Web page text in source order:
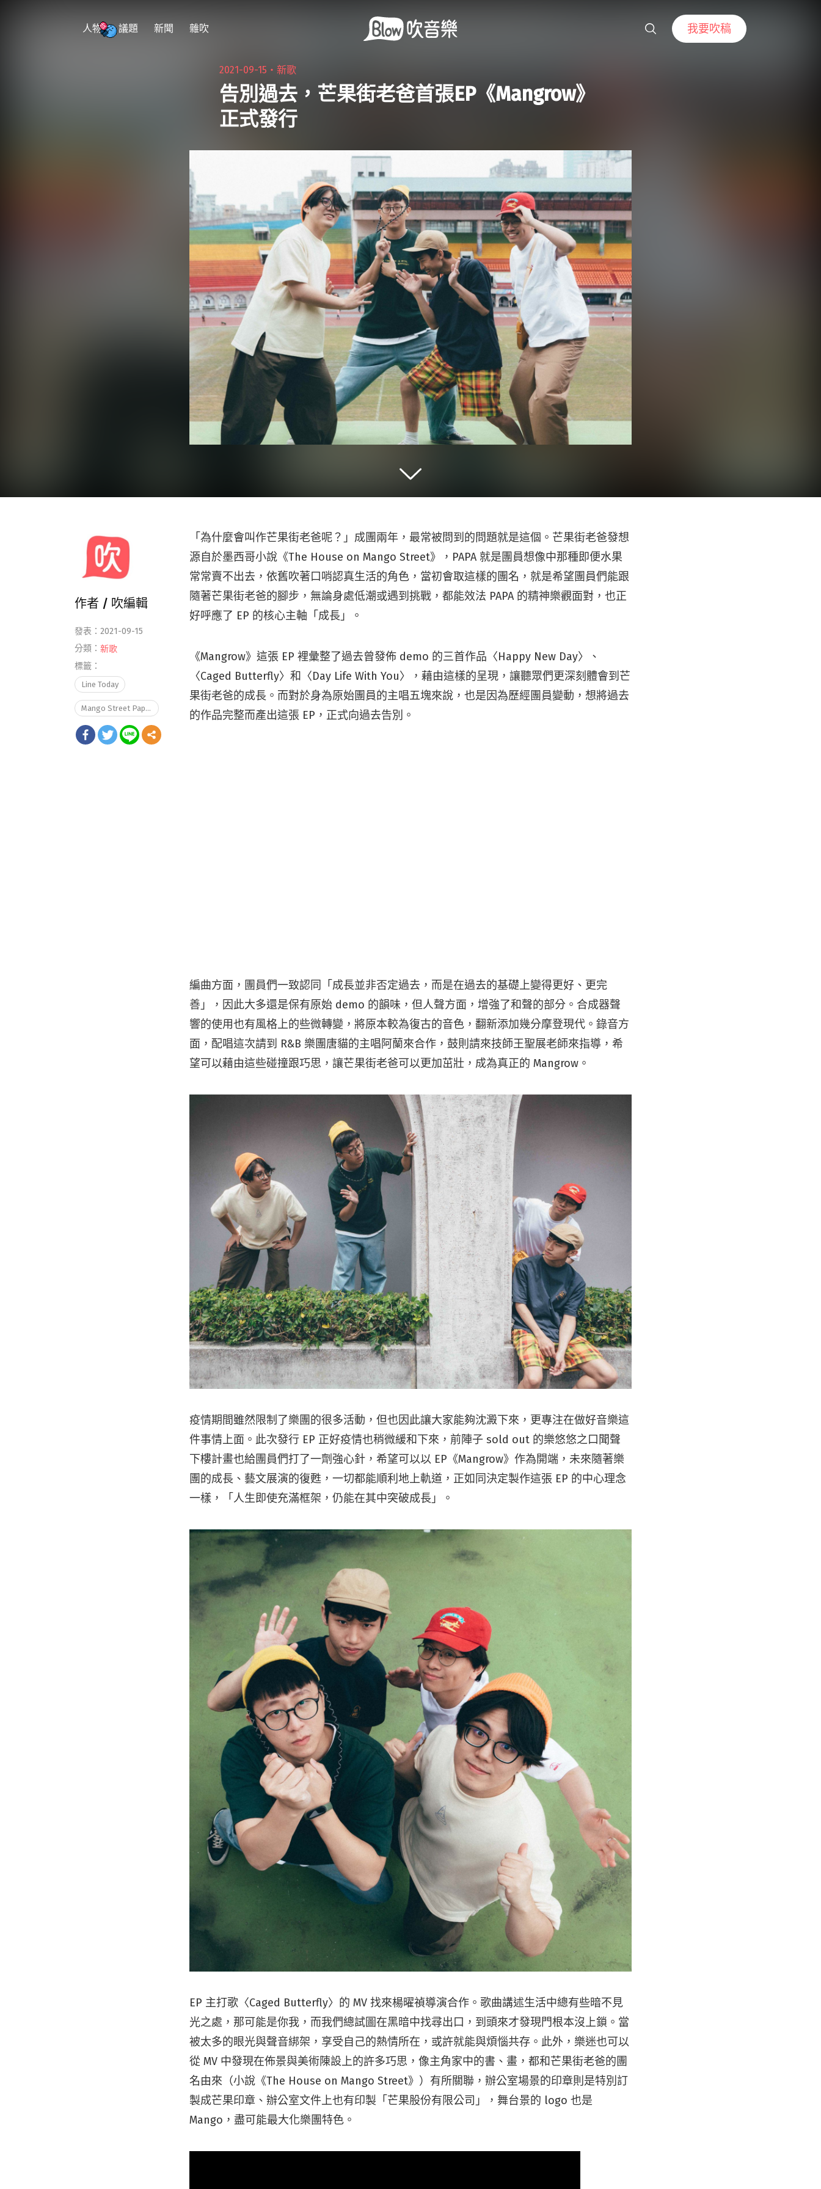
人物 議題 新聞 雜吹 我要吹稿
2021-09-15・新歌
告別過去，芒果街老爸首張EP《Mangrow》
正式發行
「為什麼會叫作芒果街老爸呢？」成團兩年，最常被問到的問題就是這個。芒果街老爸發想
源自於墨西哥小說《The House on Mango Street》，PAPA 就是團員想像中那種即便水果
常常賣不出去，依舊吹著口哨認真生活的角色，當初會取這樣的團名，就是希望團員們能跟
隨著芒果街老爸的腳步，無論身處低潮或遇到挑戰，都能效法 PAPA 的精神樂觀面對，也正
好呼應了 EP 的核心主軸「成長」。
《Mangrow》這張 EP 裡彙整了過去曾發佈 demo 的三首作品〈Happy New Day〉、
〈Caged Butterfly〉和〈Day Life With You〉，藉由這樣的呈現，讓聽眾們更深刻體會到芒
果街老爸的成長。而對於身為原始團員的主唱五塊來說，也是因為歷經團員變動，想將過去
的作品完整而產出這張 EP，正式向過去告別。
編曲方面，團員們一致認同「成長並非否定過去，而是在過去的基礎上變得更好、更完
善」，因此大多還是保有原始 demo 的韻味，但人聲方面，增強了和聲的部分。合成器聲
響的使用也有風格上的些微轉變，將原本較為復古的音色，翻新添加幾分摩登現代。錄音方
面，配唱這次請到 R&B 樂團唐貓的主唱阿蘭來合作，鼓則請來技師王聖展老師來指導，希
望可以藉由這些碰撞跟巧思，讓芒果街老爸可以更加茁壯，成為真正的 Mangrow。
疫情期間雖然限制了樂團的很多活動，但也因此讓大家能夠沈澱下來，更專注在做好音樂這
件事情上面。此次發行 EP 正好疫情也稍微緩和下來，前陣子 sold out 的樂悠悠之口聞聲
下樓計畫也給團員們打了一劑強心針，希望可以以 EP《Mangrow》作為開端，未來隨著樂
團的成長、藝文展演的復甦，一切都能順利地上軌道，正如同決定製作這張 EP 的中心理念
一樣，「人生即使充滿框架，仍能在其中突破成長」。
EP 主打歌〈Caged Butterfly〉的 MV 找來楊曜禎導演合作。歌曲講述生活中總有些暗不見
光之處，那可能是你我，而我們總試圖在黑暗中找尋出口，到頭來才發現門根本沒上鎖。當
被太多的眼光與聲音綁架，享受自己的熱情所在，或許就能與煩惱共存。此外，樂迷也可以
從 MV 中發現在佈景與美術陳設上的許多巧思，像主角家中的書、畫，都和芒果街老爸的團
名由來（小說《The House on Mango Street》）有所關聯，辦公室場景的印章則是特別訂
製成芒果印章、辦公室文件上也有印製「芒果股份有限公司」，舞台景的 logo 也是
Mango，盡可能最大化樂團特色。
作者 / 吹編輯
發表：2021-09-15
分類： 新歌
標籤：
Line Today
Mango Street Papa 芒果街老爸